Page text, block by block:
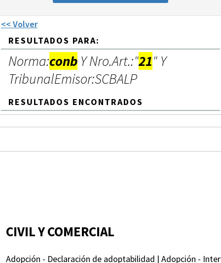
<< Volver
RESULTADOS PARA:
Norma:conb Y Nro.Art.:"21" Y
TribunalEmisor:SCBALP
RESULTADOS ENCONTRADOS
CIVIL Y COMERCIAL
Adopción - Declaración de adoptabilidad | Adopción -